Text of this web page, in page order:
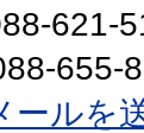
621-
655-
ールを